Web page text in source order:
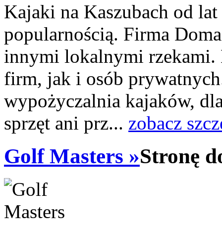
Kajaki na Kaszubach od lat
popularnością. Firma
innymi lokalnymi rzekami.
firm, jak i osób
wypożyczalnia kajaków,
sprzęt ani prz... zobacz
Golf Masters »Stronę